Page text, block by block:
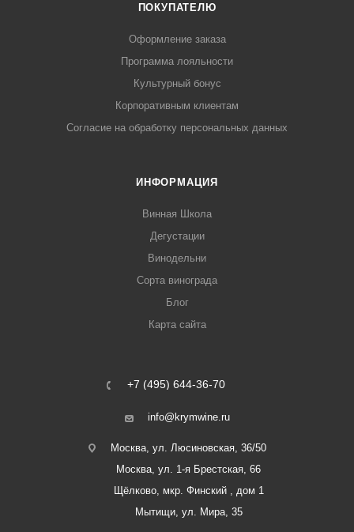
ПОКУПАТЕЛЮ
Оформление заказа
Программа лояльности
Культурный бонус
Корпоративным клиентам
Согласие на обработку персональных данных
ИНФОРМАЦИЯ
Винная Школа
Дегустации
Винодельни
Сорта винограда
Блог
Карта сайта
+7 (495) 644-36-70
info@krymwine.ru
Москва, ул. Люсиновская, 36/50
Москва, ул. 1-я Брестская, 66
Щёлково, мкр. Финский , дом 1
Мытищи, ул. Мира, 35